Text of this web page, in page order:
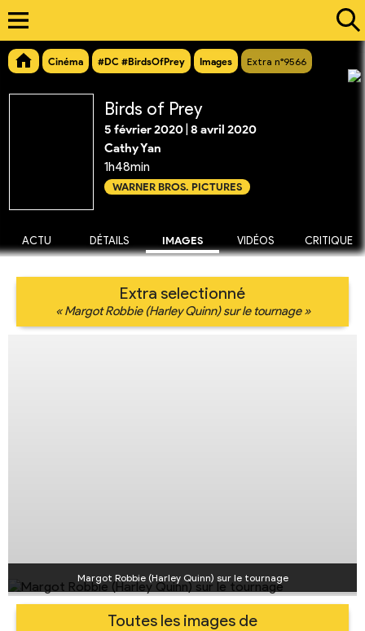
Cinéma #DC #BirdsOfPrey Images Extra n°9566
Birds of Prey
5 février 2020 8 avril 2020
Cathy Yan
1h48min
WARNER BROS. PICTURES
ACTU DÉTAILS IMAGES VIDÉOS CRITIQUE
Extra selectionné
« Margot Robbie (Harley Quinn) sur le tournage »
Margot Robbie (Harley Quinn) sur le tournage
Toutes les images de